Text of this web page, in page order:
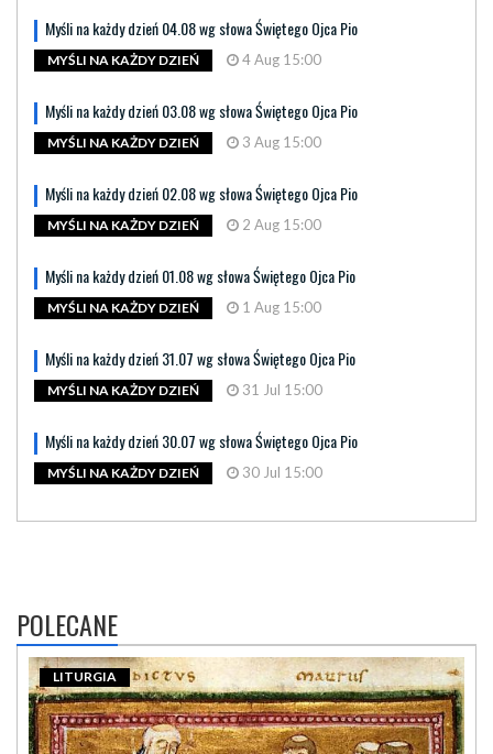
Myśli na każdy dzień 04.08 wg słowa Świętego Ojca Pio
MYŚLI NA KAŻDY DZIEŃ 4 Aug 15:00
Myśli na każdy dzień 03.08 wg słowa Świętego Ojca Pio
MYŚLI NA KAŻDY DZIEŃ 3 Aug 15:00
Myśli na każdy dzień 02.08 wg słowa Świętego Ojca Pio
MYŚLI NA KAŻDY DZIEŃ 2 Aug 15:00
Myśli na każdy dzień 01.08 wg słowa Świętego Ojca Pio
MYŚLI NA KAŻDY DZIEŃ 1 Aug 15:00
Myśli na każdy dzień 31.07 wg słowa Świętego Ojca Pio
MYŚLI NA KAŻDY DZIEŃ 31 Jul 15:00
Myśli na każdy dzień 30.07 wg słowa Świętego Ojca Pio
MYŚLI NA KAŻDY DZIEŃ 30 Jul 15:00
POLECANE
LITURGIA